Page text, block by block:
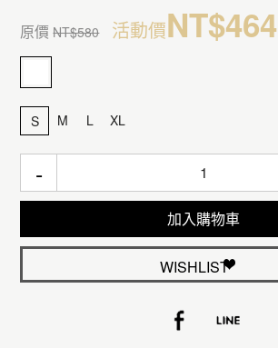
原價NT$580 活動價NT$464
S M L XL
-
加入購物車
WISHLIST